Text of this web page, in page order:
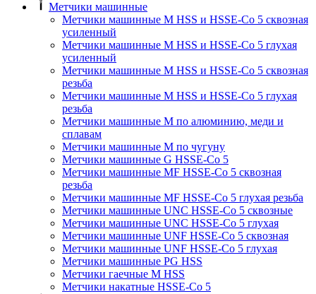
Метчики машинные
Метчики машинные M HSS и HSSE-Co 5 сквозная
усиленный
Метчики машинные M HSS и HSSE-Co 5 глухая
усиленный
Метчики машинные M HSS и HSSE-Co 5 сквозная
резьба
Метчики машинные M HSS и HSSE-Co 5 глухая
резьба
Метчики машинные M по алюминию, меди и
сплавам
Метчики машинные M по чугуну
Метчики машинные G HSSE-Co 5
Метчики машинные MF HSSE-Co 5 сквозная
резьба
Метчики машинные MF HSSE-Co 5 глухая резьба
Метчики машинные UNC HSSE-Co 5 сквозные
Метчики машинные UNC HSSE-Co 5 глухая
Метчики машинные UNF HSSE-Co 5 сквозная
Метчики машинные UNF HSSE-Co 5 глухая
Метчики машинные PG HSS
Метчики гаечные M HSS
Метчики накатные HSSE-Co 5